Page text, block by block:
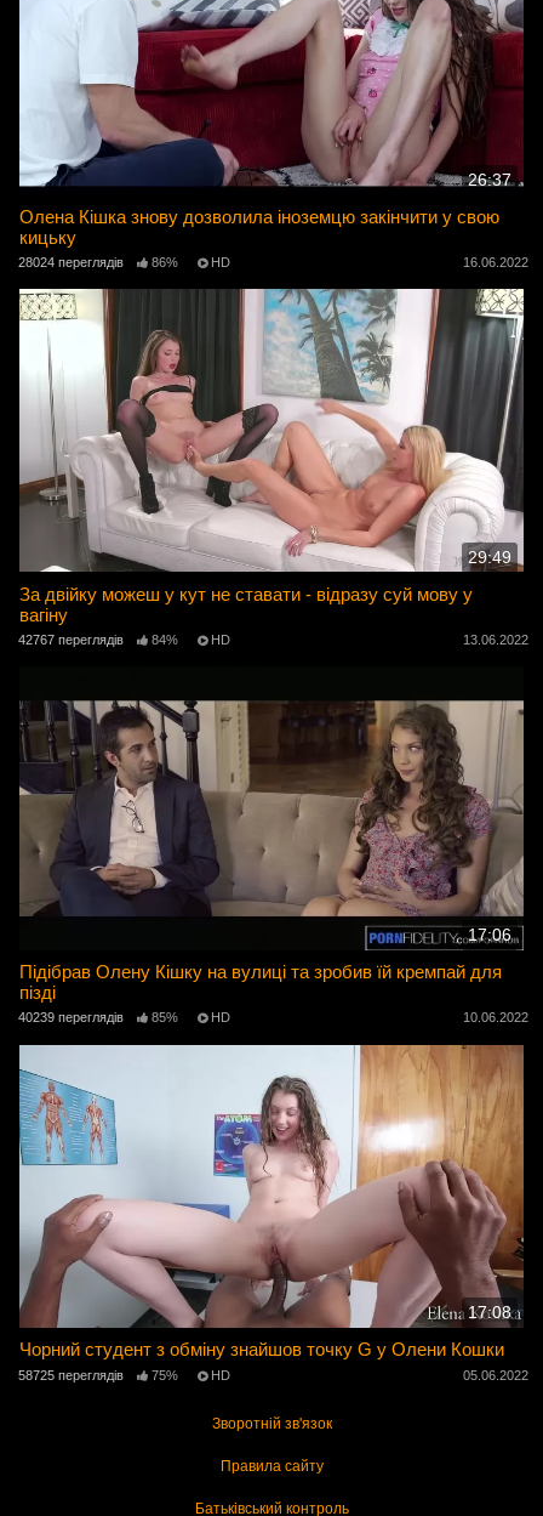
26:37
Олена Кішка знову дозволила іноземцю закінчити у свою
кицьку
28024 переглядів 86% HD 16.06.2022
29:49
За двійку можеш у кут не ставати - відразу суй мову у
вагіну
42767 переглядів 84% HD 13.06.2022
17:06
Підібрав Олену Кішку на вулиці та зробив їй кремпай для
пізді
40239 переглядів 85% HD 10.06.2022
17:08
Чорний студент з обміну знайшов точку G у Олени Кошки
58725 переглядів 75% HD 05.06.2022
Зворотній зв'язок
Правила сайту
Батьківський контроль